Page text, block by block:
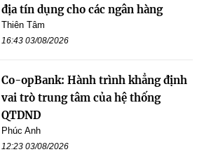
địa tín dụng cho các ngân hàng
Thiên Tâm
16:43 03/08/2026
Co-opBank: Hành trình khẳng định
vai trò trung tâm của hệ thống
QTDND
Phúc Anh
12:23 03/08/2026